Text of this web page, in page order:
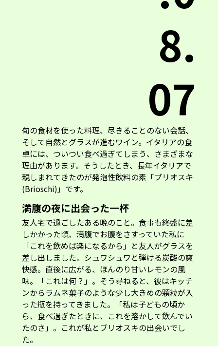
8.
07
旬の食材を使った料理、尽きることのない会話、
そして自然とグラスが進むワイン。イタリアの食
卓には、ついつい食べ過ぎてしまう、さまざまな
理由があります。そうしたとき、長年イタリアで
親しまれてきたのが発泡性飲料の素「ブリオスキ
(Brioschi)」です。
満腹の夜に出会った一杯
友人宅で過ごしたある晩のこと。食事も終盤に差
しかかった頃、満腹でお腹をさすっていた私に
「これを飲めば楽になるから」と友人がグラスを
差し出しました。シュワシュワと弾ける炭酸の爽
快感。直後に広がる、ほんのり甘いレモンの風
味。「これは何？」。そう尋ねると、彼はキッチ
ンからラムネ菓子のような少し大きめの顆粒が入
った瓶を持ってきました。「私は子どもの頃か
ら、食べ過ぎたときに、これを溶かして飲んでい
たのさ」。これが私とブリオスキの出会いでし
た。